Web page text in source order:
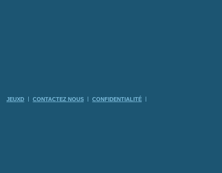
JEUXD CONTACTEZ NOUS CONFIDENTIALITÉ